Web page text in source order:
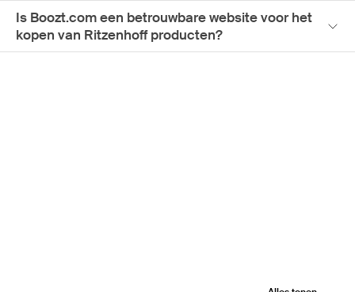
Is Boozt.com een betrouwbare website voor het
kopen van Ritzenhoff producten?